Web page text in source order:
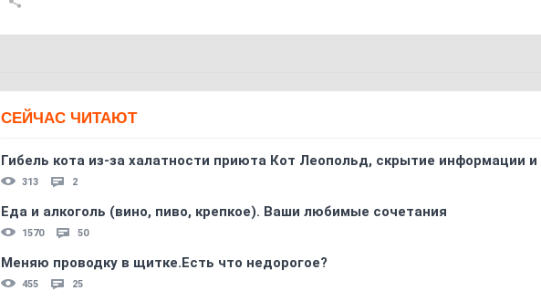
СЕЙЧАС ЧИТАЮТ
Гибель кота из-за халатности приюта Кот Леопольд, скрытиe информации
313 2
Еда и алкоголь (вино, пиво, крепкое). Ваши любимые сочетания
1570 50
Меняю проводку в щитке.Есть что недорогое?
455 25